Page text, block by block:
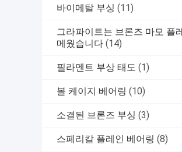
바이메탈 부싱 (11)
그라파이트는 브론즈 마모 플
메웠습니다 (14)
필라멘트 부상 태도 (1)
볼 케이지 베어링 (10)
소결된 브론즈 부싱 (3)
스페리칼 플레인 베어링 (8)